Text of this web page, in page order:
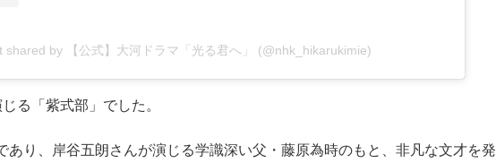
shared by 【公式】大河ドラマ「光る君へ」 (@nhk_hikarukimie)
る「紫式部」でした。
あり、岸谷五朗さんが演じる学識深い父・藤原為時のもと、非凡な文才を発